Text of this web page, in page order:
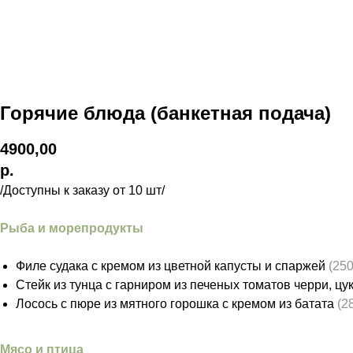
Горячие блюда (банкетная подача)
4900,00
р.
/Доступны к заказу от 10 шт/
Рыба и морепродукты
Филе судака с кремом из цветной капусты и спаржей
Стейк из тунца с гарниром из печеных томатов черри,
Лосось с пюре из мятного горошка с кремом из батата
Мясо и птица